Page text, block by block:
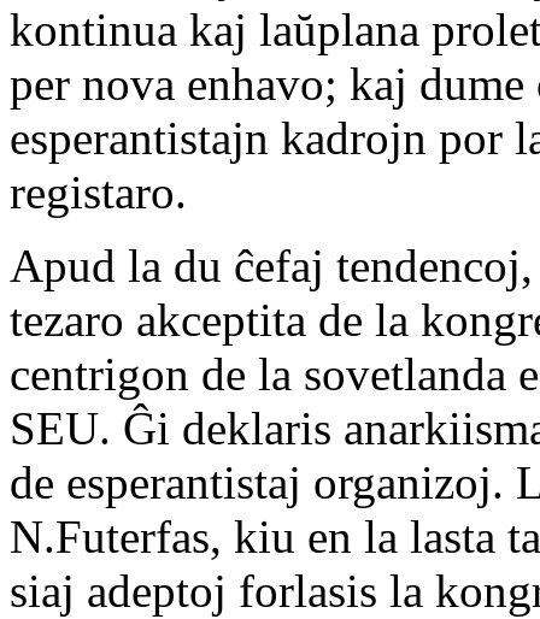
kontinua kaj laŭplana
per nova enhavo; kaj
esperantistajn kadrojn por
registaro.
Apud la du ĉefaj
tezaro akceptita de la
centrigon de la sovetlanda
SEU. Ĝi deklaris
de esperantistaj organizoj.
N.Futerfas, kiu en la lasta
siaj adeptoj forlasis la